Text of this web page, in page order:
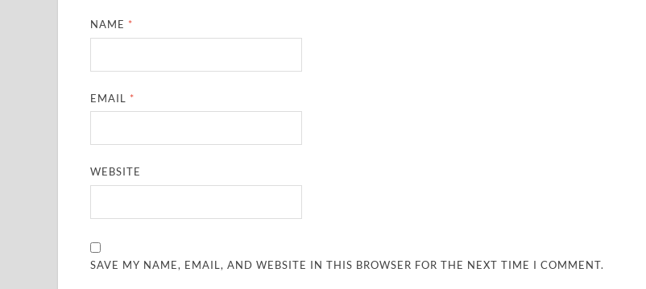
NAME *
EMAIL *
WEBSITE
SAVE MY NAME, EMAIL, AND WEBSITE IN THIS BROWSER FOR THE NEXT TIME I COMMENT.